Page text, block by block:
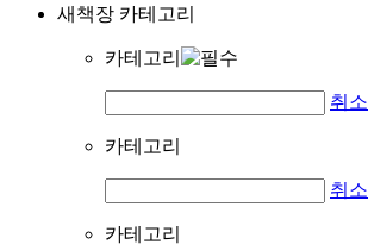
새책장 카테고리
카테고리
취소
카테고리
취소
카테고리